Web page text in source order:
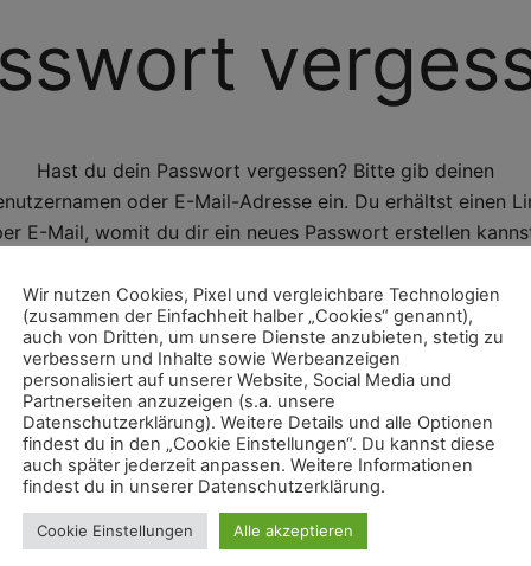
Hast du dein Passwort vergessen? Bitte gib deinen
oder E-Mail-Adresse ein. Du erhältst einen
E-Mail, womit du dir ein neues Passwort erstellen
Benutzername oder E-Mail-Adresse*Erforderlich
PASSWORT ZURÜCKSETZEN
Wir nutzen Cookies, Pixel und vergleichbare Technologien
(zusammen der Einfachheit halber „Cookies“ genannt),
auch von Dritten, um unsere Dienste anzubieten, stetig zu
verbessern und Inhalte sowie Werbeanzeigen
personalisiert auf unserer Website, Social Media und
Partnerseiten anzuzeigen (s.a. unsere
Datenschutzerklärung). Weitere Details und alle Optionen
findest du in den „Cookie Einstellungen“. Du kannst diese
auch später jederzeit anpassen. Weitere Informationen
findest du in unserer Datenschutzerklärung.
Cookie Einstellungen Alle akzeptieren